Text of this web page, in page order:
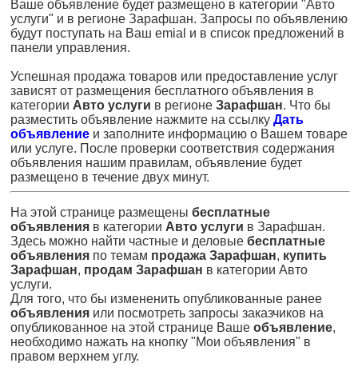
Ваше объявление будет размещено в категории "Авто
услуги" и в регионе Зарафшан. Запросы по объявлению
будут поступать на Ваш emial и в список предложений в
панели управления.
Успешная продажа товаров или предоставление услуг
зависят от размещения бесплатного объявления в
категории Авто услуги в регионе Зарафшан. Что бы
разместить объявление нажмите на ссылку Дать
объявление и заполните информацию о Вашем товаре
или услуге. После проверки соответствия содержания
объявления нашим правилам, объявление будет
размещено в течение двух минут.
На этой странице размещены бесплатные
объявления в категории Авто услуги в Зарафшан.
Здесь можно найти частные и деловые бесплатные
объявления по темам продажа Зарафшан, купить
Зарафшан, продам Зарафшан в категории Авто
услуги.
Для того, что бы измененить опубликованные ранее
объявления или посмотреть запросы заказчиков на
опубликованное на этой странице Ваше объявление,
необходимо нажать на кнопку "Мои объявления" в
правом верхнем углу.